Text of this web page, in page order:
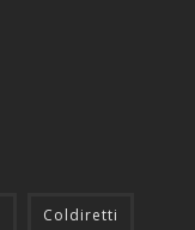
Coldiretti